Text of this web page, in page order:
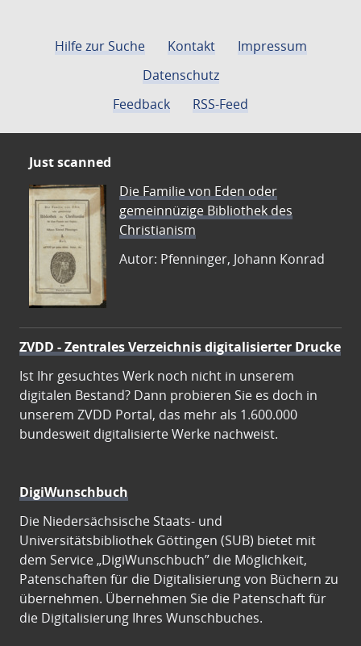
Hilfe zur Suche Kontakt
Impressum
Datenschutz
Feedback
RSS-Feed
Just scanned
Die Familie von Eden oder
gemeinnüzige Bibliothek des
Christianism
Autor: Pfenninger, Johann Konrad
ZVDD - Zentrales Verzeichnis digitalisierter Drucke
Ist Ihr gesuchtes Werk noch nicht in unserem
digitalen Bestand? Dann probieren Sie es doch in
unserem ZVDD Portal, das mehr als 1.600.000
bundesweit digitalisierte Werke nachweist.
DigiWunschbuch
Die Niedersächsische Staats- und
Universitätsbibliothek Göttingen (SUB) bietet mit
dem Service „DigiWunschbuch” die Möglichkeit,
Patenschaften für die Digitalisierung von Büchern zu
übernehmen. Übernehmen Sie die Patenschaft für
die Digitalisierung Ihres Wunschbuches.